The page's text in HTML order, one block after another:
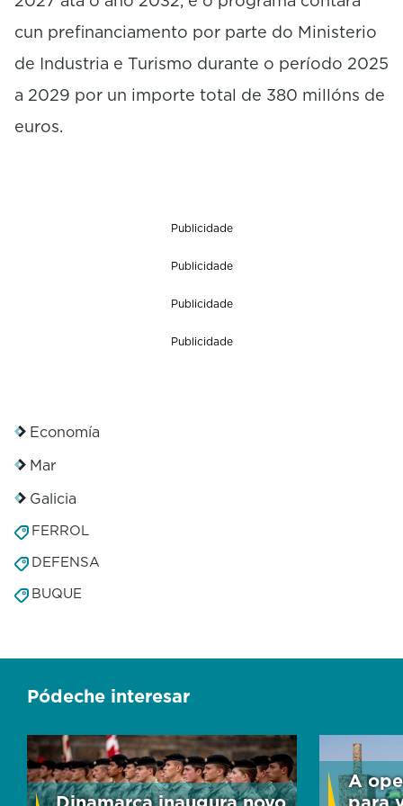
cun prefinanciamento por parte do Ministerio
de Industria e Turismo durante o período 2025
a 2029 por un importe total de 380 millóns de
euros.
Publicidade
Publicidade
Publicidade
Publicidade
Economía
Mar
Galicia
FERROL
DEFENSA
BUQUE
Pódeche interesar
A